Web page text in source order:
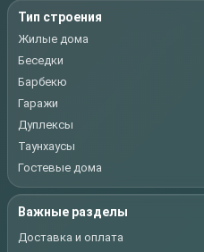
Тип строения
Жилые дома
Беседки
Барбекю
Гаражи
Дуплексы
Таунхаусы
Гостевые дома
Важные разделы
Доставка и оплата